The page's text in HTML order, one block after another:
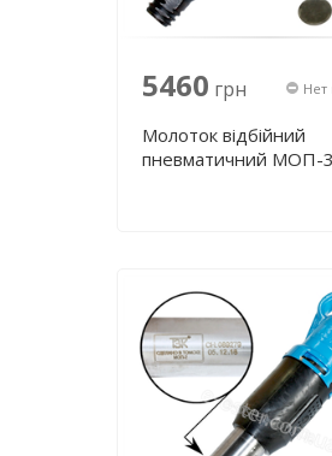
5460 грн Нет
Молоток відбійний
пневматичний МОП-3